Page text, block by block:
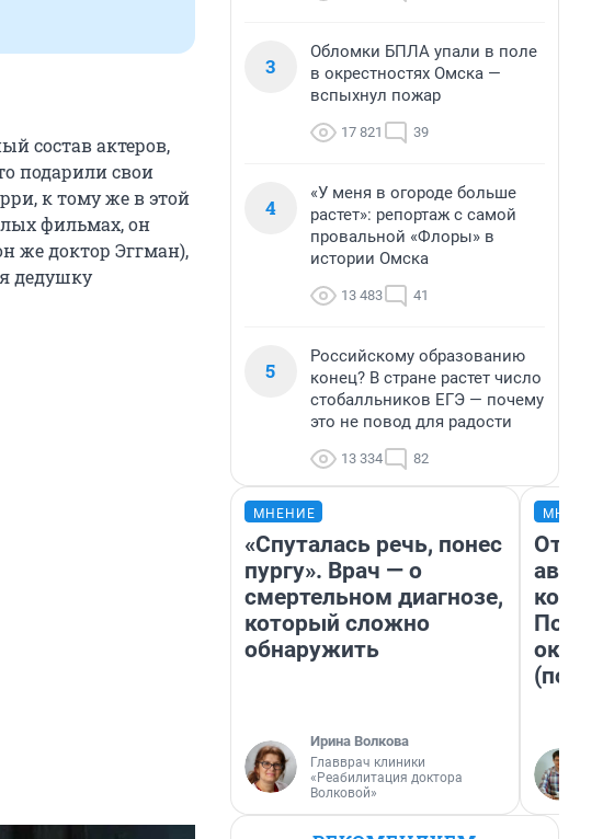
состав актеров,
подарили свои
к тому же в этой
фильмах, он
же доктор Эггман),
дедушку
3
Обломки БПЛА упали в поле
в окрестностях Омска —
вспыхнул пожар
17 821 39
4
«У меня в огороде больше
растет»: репортаж с самой
провальной «Флоры» в
истории Омска
13 483 41
5
Российскому образованию
конец? В стране растет число
стобалльников ЕГЭ — почему
это не повод для радости
13 334 82
МНЕНИЕ
«Спуталась речь, понес
пургу». Врач — о
смертельном диагнозе,
который сложно
обнаружить
Ирина Волкова
Главврач клиники
«Реабилитация доктора
Волковой»
От